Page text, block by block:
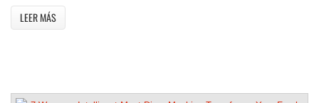
LEER MÁS